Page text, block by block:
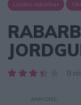
Lindas rabarber
9